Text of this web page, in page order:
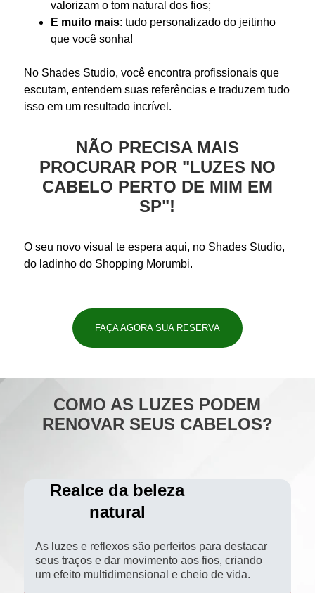
valorizam o tom natural dos fios;
E muito mais: tudo personalizado do jeitinho
que você sonha!
No Shades Studio, você encontra profissionais que
escutam, entendem suas referências e traduzem tudo
isso em um resultado incrível.
NÃO PRECISA MAIS
PROCURAR POR "LUZES NO
CABELO PERTO DE MIM EM
SP"!
O seu novo visual te espera aqui, no Shades Studio,
do ladinho do Shopping Morumbi.
FAÇA AGORA SUA RESERVA
COMO AS LUZES PODEM
RENOVAR SEUS CABELOS?
Realce da beleza
natural
As luzes e reflexos são perfeitos para destacar
seus traços e dar movimento aos fios, criando
um efeito multidimensional e cheio de vida.